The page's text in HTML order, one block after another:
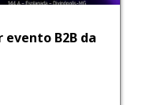
B2B da